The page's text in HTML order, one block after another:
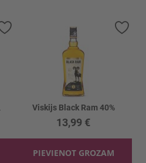
Pievienot vēlmju sarakstam
Viskijs Black Ram 40%
13,99 €
PIEVIENOT GROZAM